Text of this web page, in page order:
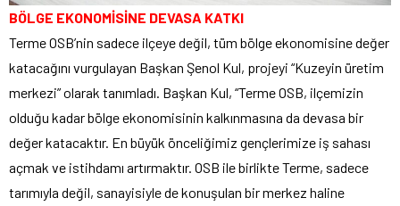
BÖLGE EKONOMİSİNE DEVASA KATKI
Terme OSB’nin sadece ilçeye değil, tüm bölge ekonomisine değer
katacağını vurgulayan Başkan Şenol Kul, projeyi “Kuzeyin üretim
merkezi” olarak tanımladı. Başkan Kul, “Terme OSB, ilçemizin
olduğu kadar bölge ekonomisinin kalkınmasına da devasa bir
değer katacaktır. En büyük önceliğimiz gençlerimize iş sahası
açmak ve istihdamı artırmaktır. OSB ile birlikte Terme, sadece
tarımıyla değil, sanayisiyle de konuşulan bir merkez haline